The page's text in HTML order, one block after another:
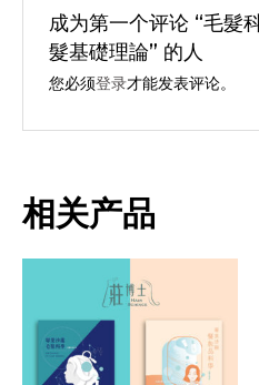
成为第一个评论 “毛髮
髮基礎理論” 的人
您必须登录才能发表评论。
相关产品